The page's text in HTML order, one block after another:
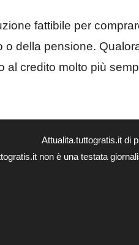
fattibile per
o della pensione.
al credito molto più
Attualita.tuttogratis.it di
non è una testata